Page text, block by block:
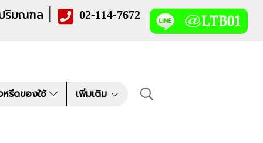
ริมณฑล | 02-114-7672
รีดของใช้ เพิ่มเติม